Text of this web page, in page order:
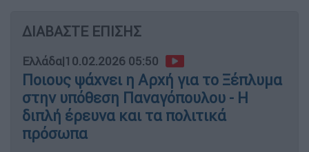
ΔΙΑΒΑΣΤΕ ΕΠΙΣΗΣ
Ελλάδα|10.02.2026 05:50
Ποιους ψάχνει η Αρχή για το Ξέπλυμα
στην υπόθεση Παναγόπουλου - Η
διπλή έρευνα και τα πολιτικά
πρόσωπα